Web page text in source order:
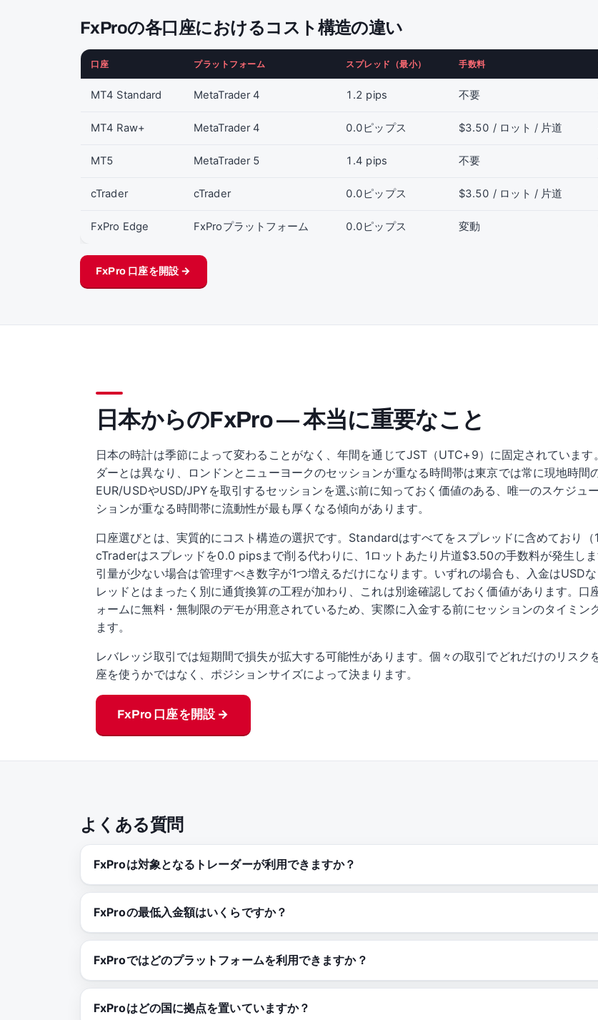
FxProの各口座におけるコスト構造の違い
口座 プラットフォーム スプレッド（最小） 手数料
MT4 Standard MetaTrader 4 1.2 pips 不要
MT4 Raw+ MetaTrader 4 0.0ピップス $3.50 / ロット / 片道
MT5 MetaTrader 5 1.4 pips 不要
cTrader cTrader 0.0ピップス $3.50 / ロット / 片道
FxPro Edge FxProプラットフォーム 0.0ピップス 変動
FxPro 口座を開設 →
日本からのFxPro — 本当に重要なこと
日本の時計は季節によって変わることがなく、年間を通じてJST（UTC+9）に固定されていま
ダーとは異なり、ロンドンとニューヨークのセッションが重なる時間帯は東京では常に現地時間
EUR/USDやUSD/JPYを取引するセッションを選ぶ前に知っておく価値のある、唯一のスケジュ
ションが重なる時間帯に流動性が最も厚くなる傾向があります。
口座選びとは、実質的にコスト構造の選択です。Standardはすべてをスプレッドに含めており
cTraderはスプレッドを0.0 pipsまで削る代わりに、1ロットあたり片道$3.50の手数料が発生し
引量が少ない場合は管理すべき数字が1つ増えるだけになります。いずれの場合も、入金はUSD
レッドとはまったく別に通貨換算の工程が加わり、これは別途確認しておく価値があります。
ォームに無料・無制限のデモが用意されているため、実際に入金する前にセッションのタイミン
ます。
レバレッジ取引では短期間で損失が拡大する可能性があります。個々の取引でどれだけのリス
座を使うかではなく、ポジションサイズによって決まります。
FxPro 口座を開設 →
よくある質問
FxProは対象となるトレーダーが利用できますか？
FxProの最低入金額はいくらですか？
FxProではどのプラットフォームを利用できますか？
FxProはどの国に拠点を置いていますか？